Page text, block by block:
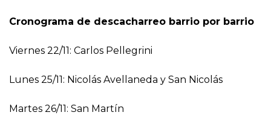
Cronograma de descacharreo barrio por barrio
Viernes 22/11: Carlos Pellegrini
Lunes 25/11: Nicolás Avellaneda y San Nicolás
Martes 26/11: San Martín